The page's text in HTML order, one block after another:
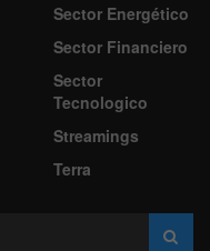
Sector Energético
Sector Financiero
Sector
Tecnologico
Streamings
Terra